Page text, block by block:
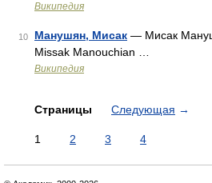
Википедия
10 Манушян, Мисак — Мисак
Missak Manouchian …
Википедия
Страницы Следующая →
1 2 3 4